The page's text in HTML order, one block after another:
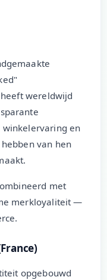
wereldwijd
en
van hen
met
merkloyaliteit —
opgebouwd